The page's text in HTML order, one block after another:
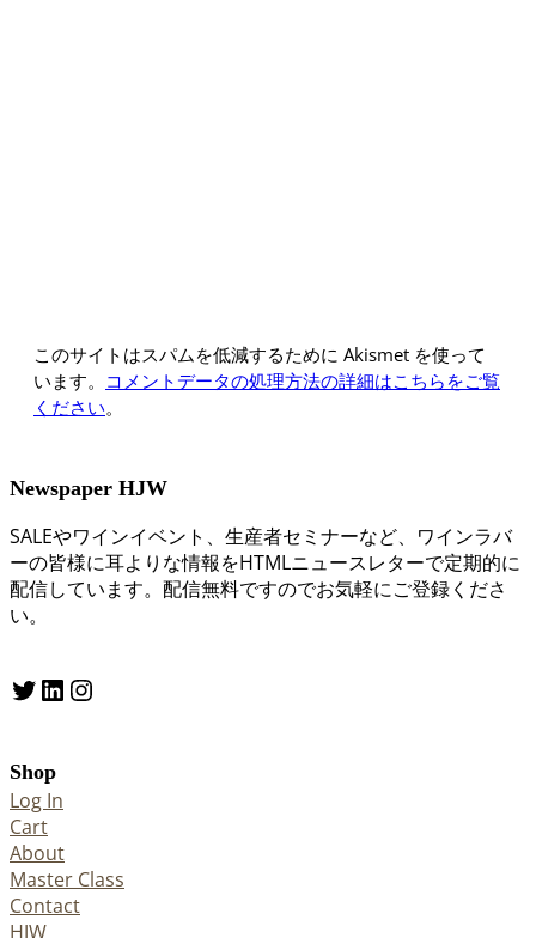
このサイトはスパムを低減するために Akismet を使って
います。 コメントデータの処理方法の詳細はこちらをご覧
ください。
Newspaper HJW
SALEやワインイベント、生産者セミナーなど、ワインラバ
ーの皆様に耳よりな情報をHTMLニュースレターで定期的に
配信しています。配信無料ですのでお気軽にご登録くださ
い。
Twitter LinkedIn Instagram
Shop
Log In
Cart
About
Master Class
Contact
HJW